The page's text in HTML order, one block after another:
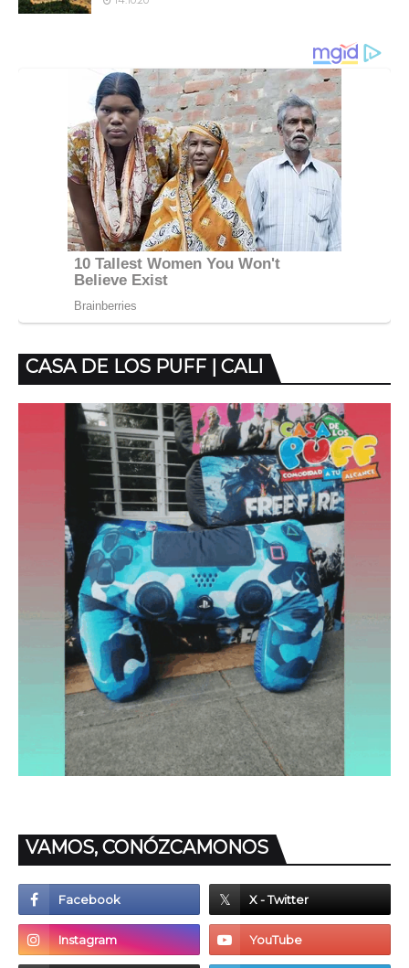
CASA DE LOS PUFF | CALI
VAMOS, CONÓZCAMONOS